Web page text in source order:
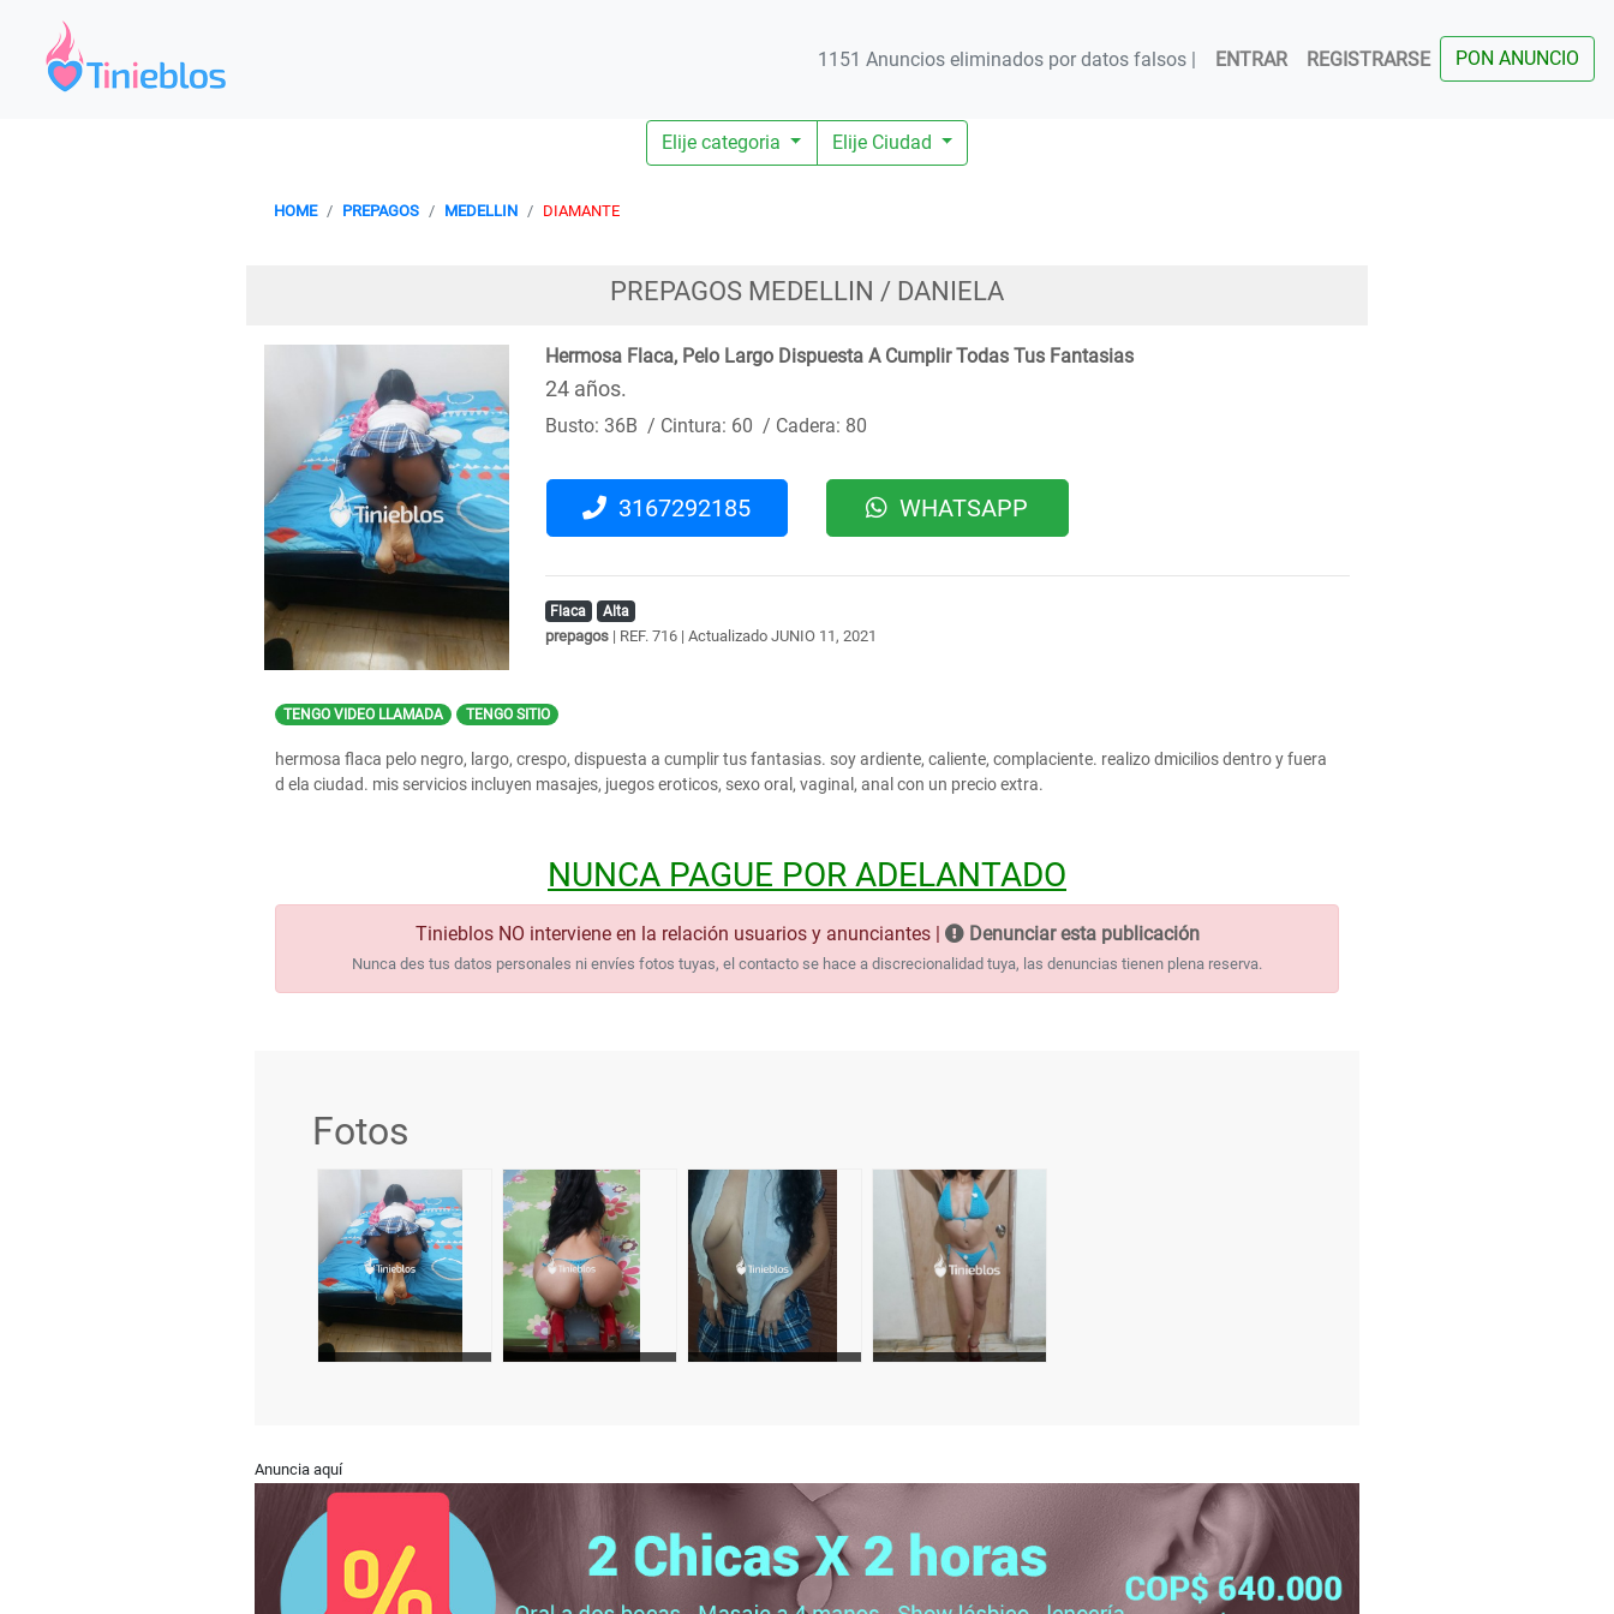
1151 Anuncios eliminados por datos falsos | ENTRAR REGISTRARSE PON ANUNCIO
Elije categoria Elije Ciudad
HOME PREPAGOS MEDELLIN DIAMANTE
PREPAGOS MEDELLIN / DANIELA
Hermosa Flaca, Pelo Largo Dispuesta A Cumplir Todas Tus Fantasias
24 años.
Busto: 36B / Cintura: 60 / Cadera: 80
3167292185 WHATSAPP
Flaca Alta
prepagos| REF. 716 | Actualizado JUNIO 11, 2021
TENGO VIDEO LLAMADA TENGO SITIO
hermosa flaca pelo negro, largo, crespo, dispuesta a cumplir tus fantasias. soy ardiente, caliente, complaciente. realizo dmicilios dentro y fuera
d ela ciudad. mis servicios incluyen masajes, juegos eroticos, sexo oral, vaginal, anal con un precio extra.
NUNCA PAGUE POR ADELANTADO
Tinieblos NO interviene en la relación usuarios y anunciantes | Denunciar esta publicación
Nunca des tus datos personales ni envíes fotos tuyas, el contacto se hace a discrecionalidad tuya, las denuncias tienen plena reserva.
Fotos
Anuncia aquí